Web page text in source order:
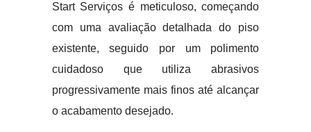
Start Serviços é meticuloso, começando
com uma avaliação detalhada do piso
existente, seguido por um polimento
cuidadoso que utiliza abrasivos
progressivamente mais finos até alcançar
o acabamento desejado.